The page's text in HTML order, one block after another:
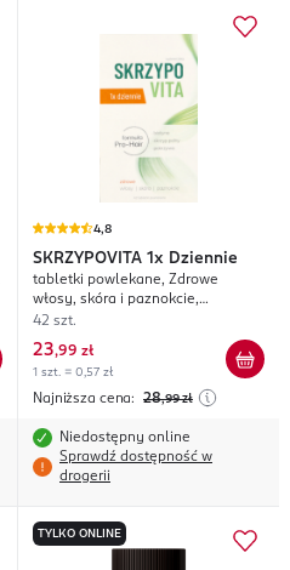
4,8
SKRZYPOVITA 1x Dziennie
tabletki powlekane, Zdrowe
włosy, skóra i paznokcie,
suplement diety
42 szt.
23,99 zł
1 szt. = 0,57 zł
Najniższa cena: 28,99 zł
Niedostępny online
Sprawdź dostępność w
drogerii
TYLKO ONLINE